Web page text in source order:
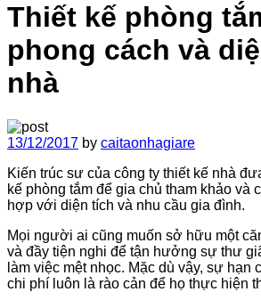
Thiết kế phòng
phong cách và
nhà
13/12/2017 by caitaonhagiare
Kiến trúc sư của công ty thiết kế nhà
kế phòng tắm để gia chủ tham khảo và
hợp với diện tích và nhu cầu gia đình.
Mọi người ai cũng muốn sở hữu một
và đầy tiện nghi để tận hưởng sự thư
làm việc mệt nhọc. Mặc dù vậy, sự hạn
chi phí luôn là rào cản để họ thực hiện